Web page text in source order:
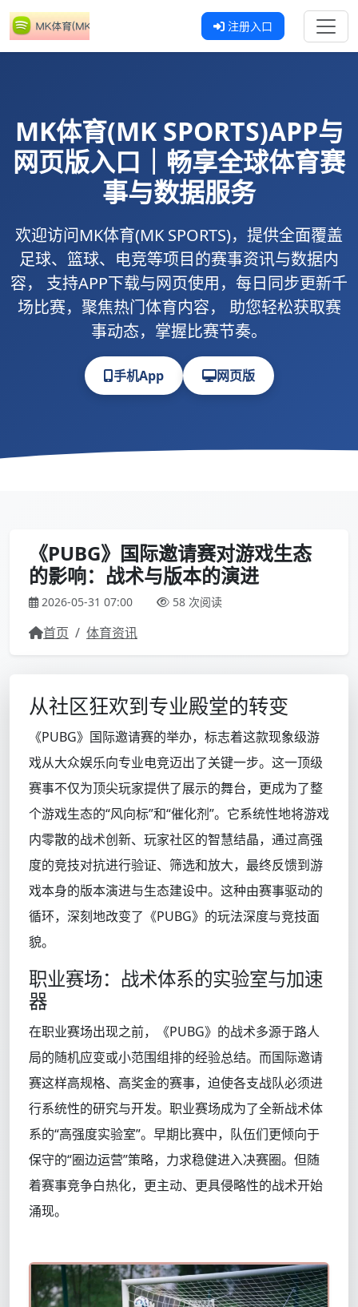
注册入口
MK体育(MK SPORTS)APP与
网页版入口｜畅享全球体育赛
事与数据服务
欢迎访问MK体育(MK SPORTS)，提供全面覆盖
足球、篮球、电竞等项目的赛事资讯与数据内
容， 支持APP下载与网页使用，每日同步更新千
场比赛，聚焦热门体育内容， 助您轻松获取赛
事动态，掌握比赛节奏。
手机App 网页版
《PUBG》国际邀请赛对游戏生态
的影响：战术与版本的演进
2026-05-31 07:00 58 次阅读
首页 / 体育资讯
从社区狂欢到专业殿堂的转变
《PUBG》国际邀请赛的举办，标志着这款现象级游
戏从大众娱乐向专业电竞迈出了关键一步。这一顶级
赛事不仅为顶尖玩家提供了展示的舞台，更成为了整
个游戏生态的“风向标”和“催化剂”。它系统性地将游戏
内零散的战术创新、玩家社区的智慧结晶，通过高强
度的竞技对抗进行验证、筛选和放大，最终反馈到游
戏本身的版本演进与生态建设中。这种由赛事驱动的
循环，深刻地改变了《PUBG》的玩法深度与竞技面
貌。
职业赛场：战术体系的实验室与加速
器
在职业赛场出现之前，《PUBG》的战术多源于路人
局的随机应变或小范围组排的经验总结。而国际邀请
赛这样高规格、高奖金的赛事，迫使各支战队必须进
行系统性的研究与开发。职业赛场成为了全新战术体
系的“高强度实验室”。早期比赛中，队伍们更倾向于
保守的“圈边运营”策略，力求稳健进入决赛圈。但随
着赛事竞争白热化，更主动、更具侵略性的战术开始
涌现。